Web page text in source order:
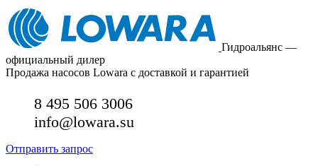
Гидроальянс —
официальный дилер
Продажа насосов Lowara с доставкой и гарантией
8 495 506 3006
info@lowara.su
Отправить запрос